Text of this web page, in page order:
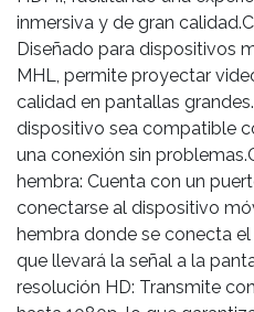
inmersiva y de gran
Diseñado para dispositivos
MHL, permite proyectar
calidad en pantallas
dispositivo sea compatible
una conexión sin
hembra: Cuenta con un
conectarse al dispositivo
hembra donde se conecta
que llevará la señal a la
resolución HD: Transmite